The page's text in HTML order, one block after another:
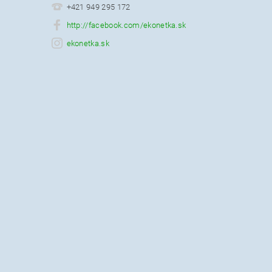
+421 949 295 172
http://facebook.com/ekonetka.sk
ekonetka.sk